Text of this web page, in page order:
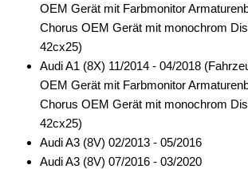
Fahrzeughalter
Fernbedienungen
Freischaltmodule
Freisprechadapter
Frequenzweichen
OEM Gerät mit Farbmonitor
Chorus OEM Gerät mit monochrom
42cx25)
Audi A1 (8X) 11/2014 - 04/2018
OEM Gerät mit Farbmonitor
Chorus OEM Gerät mit monochrom
42cx25)
Audi A3 (8V) 02/2013 - 05/2016
Audi A3 (8V) 07/2016 - 03/2020